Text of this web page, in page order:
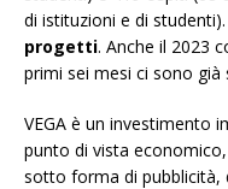
di istituzioni e di
progetti. Anche il 2023
primi sei mesi ci sono
VEGA è un investimento
punto di vista
sotto forma di pubblicità,